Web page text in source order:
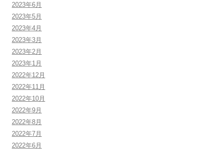
2023年6月
2023年5月
2023年4月
2023年3月
2023年2月
2023年1月
2022年12月
2022年11月
2022年10月
2022年9月
2022年8月
2022年7月
2022年6月